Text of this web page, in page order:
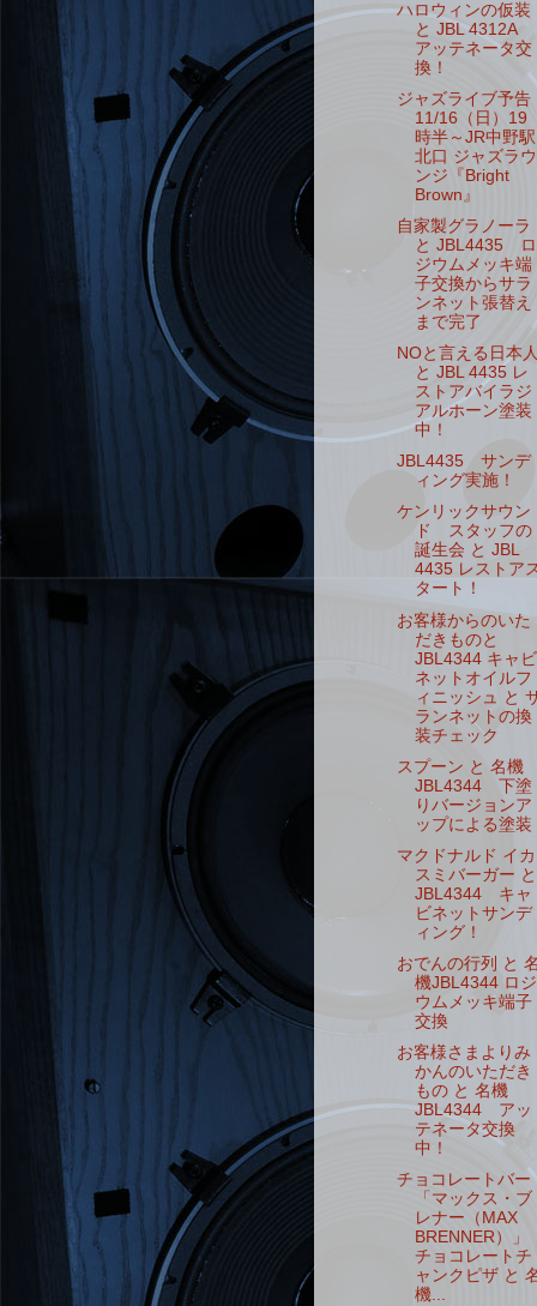
ハロウィンの仮装
と JBL 4312A
アッテネータ交
換！
ジャズライブ予告
11/16（日）19
時半～JR中野駅
北口 ジャズラウ
ンジ『Bright
Brown』
自家製グラノーラ
と JBL4435 ロ
ジウムメッキ端
子交換からサラ
ンネット張替え
まで完了
NOと言える日本
と JBL 4435 レ
ストアバイラジ
アルホーン塗装
中！
JBL4435 サンデ
ィング実施！
ケンリックサウン
ド スタッフの
誕生会 と JBL
4435 レストア
タート！
お客様からのいた
だきものと
JBL4344 キャビ
ネットオイルフ
ィニッシュ と
ランネットの換
装チェック
スプーン と 名機
JBL4344 下塗
りバージョンア
ップによる塗装
マクドナルド イカ
スミバーガー と
JBL4344 キャ
ビネットサンデ
ィング！
おでんの行列 と
機JBL4344 ロジ
ウムメッキ端子
交換
お客様さまよりみ
かんのいただき
もの と 名機
JBL4344 アッ
テネータ交換
中！
チョコレートバー
「マックス・ブ
レナー（MAX
BRENNER）」
チョコレートチ
ャンクピザ と
機...